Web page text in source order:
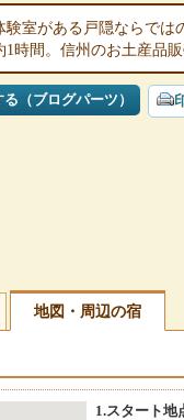
室がある戸隠ならでは
1時間。信州のお土産品販
（ブログパーツ）
地図・周辺の宿
1.スタート地